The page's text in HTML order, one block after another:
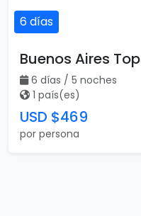
6 días
Buenos Aires Top
6 días / 5 noches
1 país(es)
USD $469
por persona